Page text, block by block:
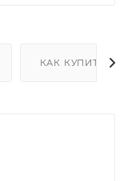
КАК КУПИТЬ